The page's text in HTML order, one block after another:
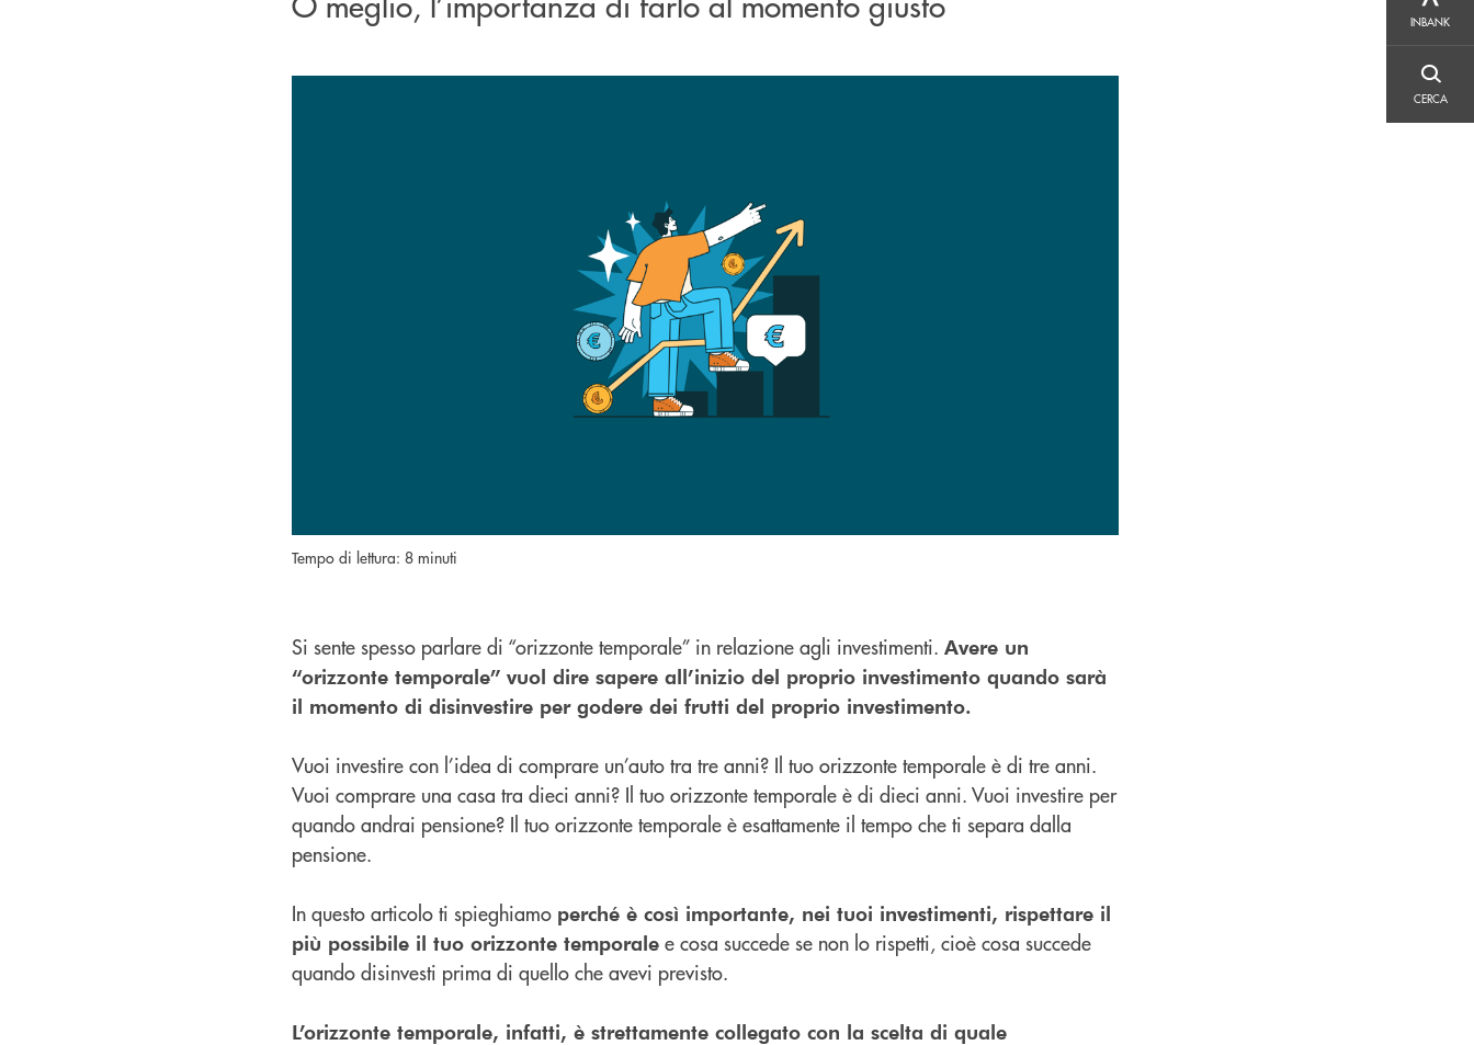
INBANK
CERCA
Tempo di lettura: 8 minuti
Si sente spesso parlare di “orizzonte temporale” in relazione agli investimenti. Avere un
“orizzonte temporale” vuol dire sapere all’inizio del proprio investimento quando sarà
il momento di disinvestire per godere dei frutti del proprio investimento.
Vuoi investire con l’idea di comprare un’auto tra tre anni? Il tuo orizzonte temporale è di tre anni.
Vuoi comprare una casa tra dieci anni? Il tuo orizzonte temporale è di dieci anni. Vuoi investire per
quando andrai pensione? Il tuo orizzonte temporale è esattamente il tempo che ti separa dalla
pensione.
In questo articolo ti spieghiamo perché è così importante, nei tuoi investimenti, rispettare il
più possibile il tuo orizzonte temporale e cosa succede se non lo rispetti, cioè cosa succede
quando disinvesti prima di quello che avevi previsto.
L’orizzonte temporale, infatti, è strettamente collegato con la scelta di quale